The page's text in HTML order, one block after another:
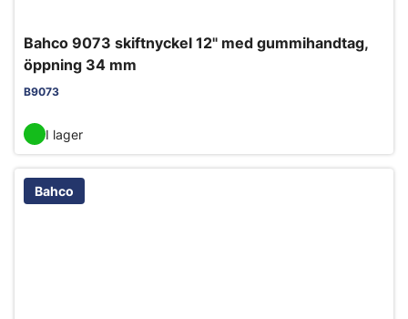
Bahco 9073 skiftnyckel 12" med gummihandtag,
öppning 34 mm
B9073
I lager
Bahco